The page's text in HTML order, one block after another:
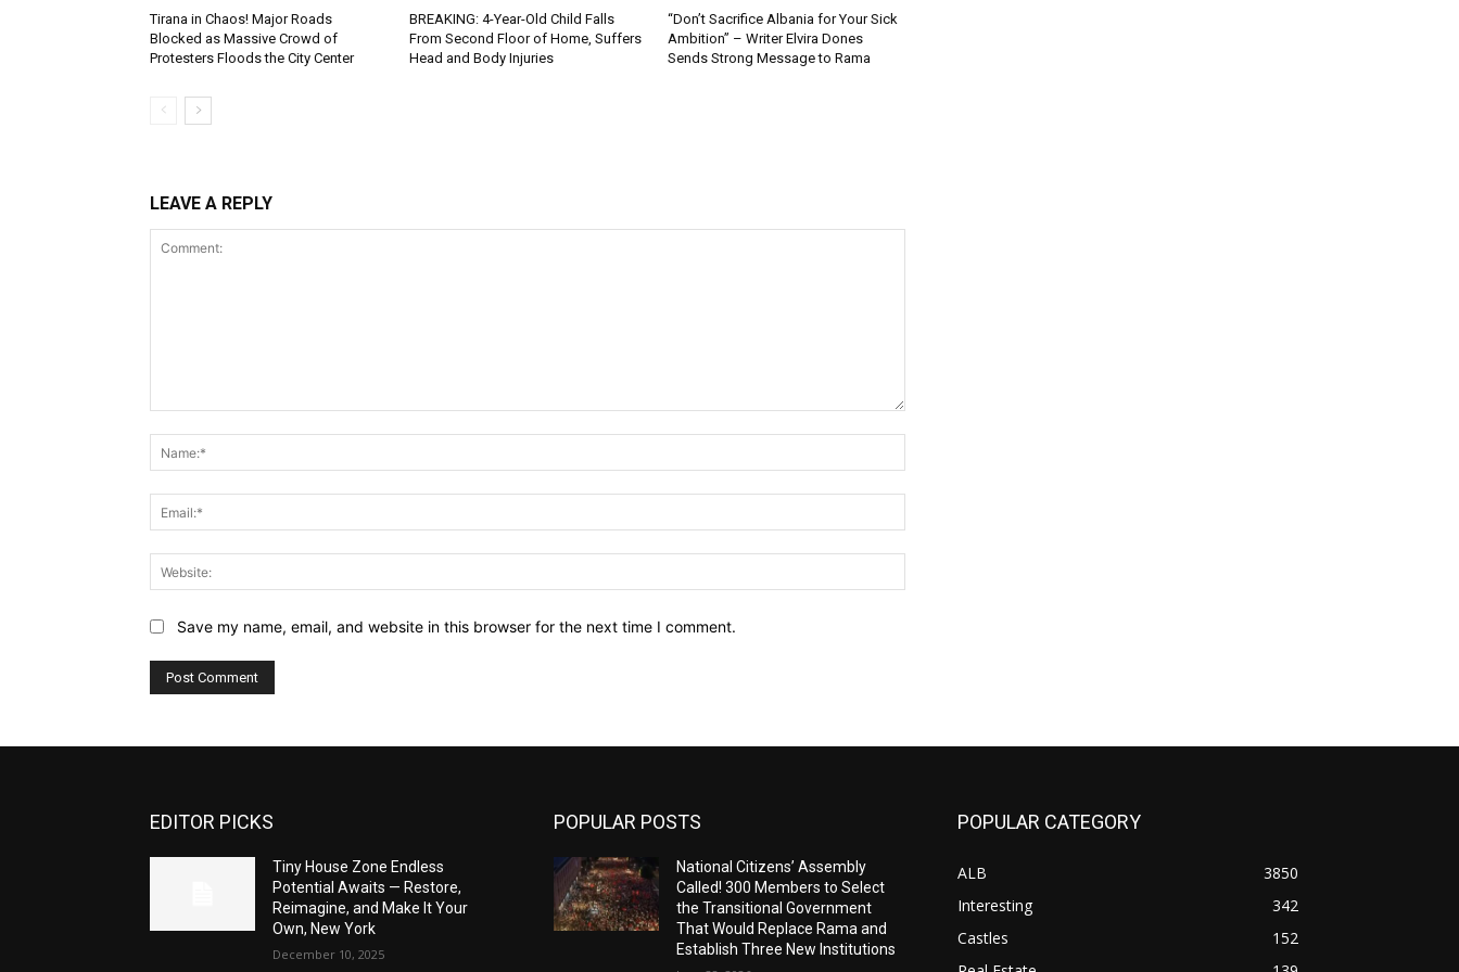
Tirana in Chaos! Major Roads
Blocked as Massive Crowd of
Protesters Floods the City Center
BREAKING: 4-Year-Old Child Falls
From Second Floor of Home, Suffers
Head and Body Injuries
“Don’t Sacrifice Albania for Your Sick
Ambition” – Writer Elvira Dones
Sends Strong Message to Rama
LEAVE A REPLY
Save my name, email, and website in this browser for the next time I comment.
EDITOR PICKS
Tiny House Zone Endless
Potential Awaits — Restore,
Reimagine, and Make It Your
Own, New York
December 10, 2025
POPULAR POSTS
National Citizens’ Assembly
Called! 300 Members to Select
the Transitional Government
That Would Replace Rama and
Establish Three New Institutions
POPULAR CATEGORY
ALB
3850
Interesting
342
Castles
152